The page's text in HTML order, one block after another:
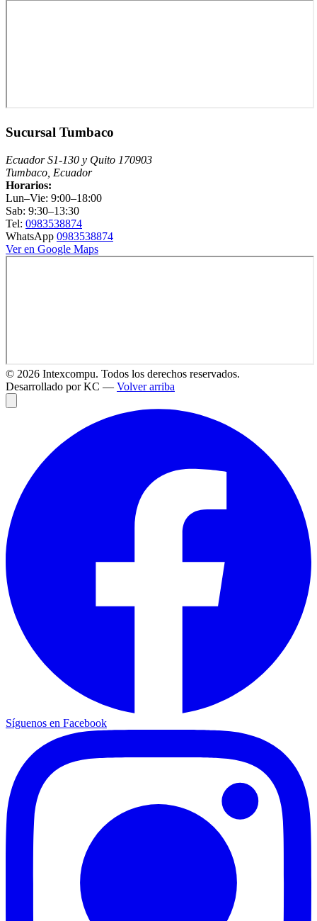
Sucursal Tumbaco
Ecuador S1-130 y Quito 170903
Tumbaco, Ecuador
Horarios:
Lun–Vie: 9:00–18:00
Sab: 9:30–13:30
Tel: 0983538874
WhatsApp 0983538874
Ver en Google Maps
© 2026 Intexcompu. Todos los derechos reservados.
Desarrollado por KC — Volver arriba
Síguenos en Facebook